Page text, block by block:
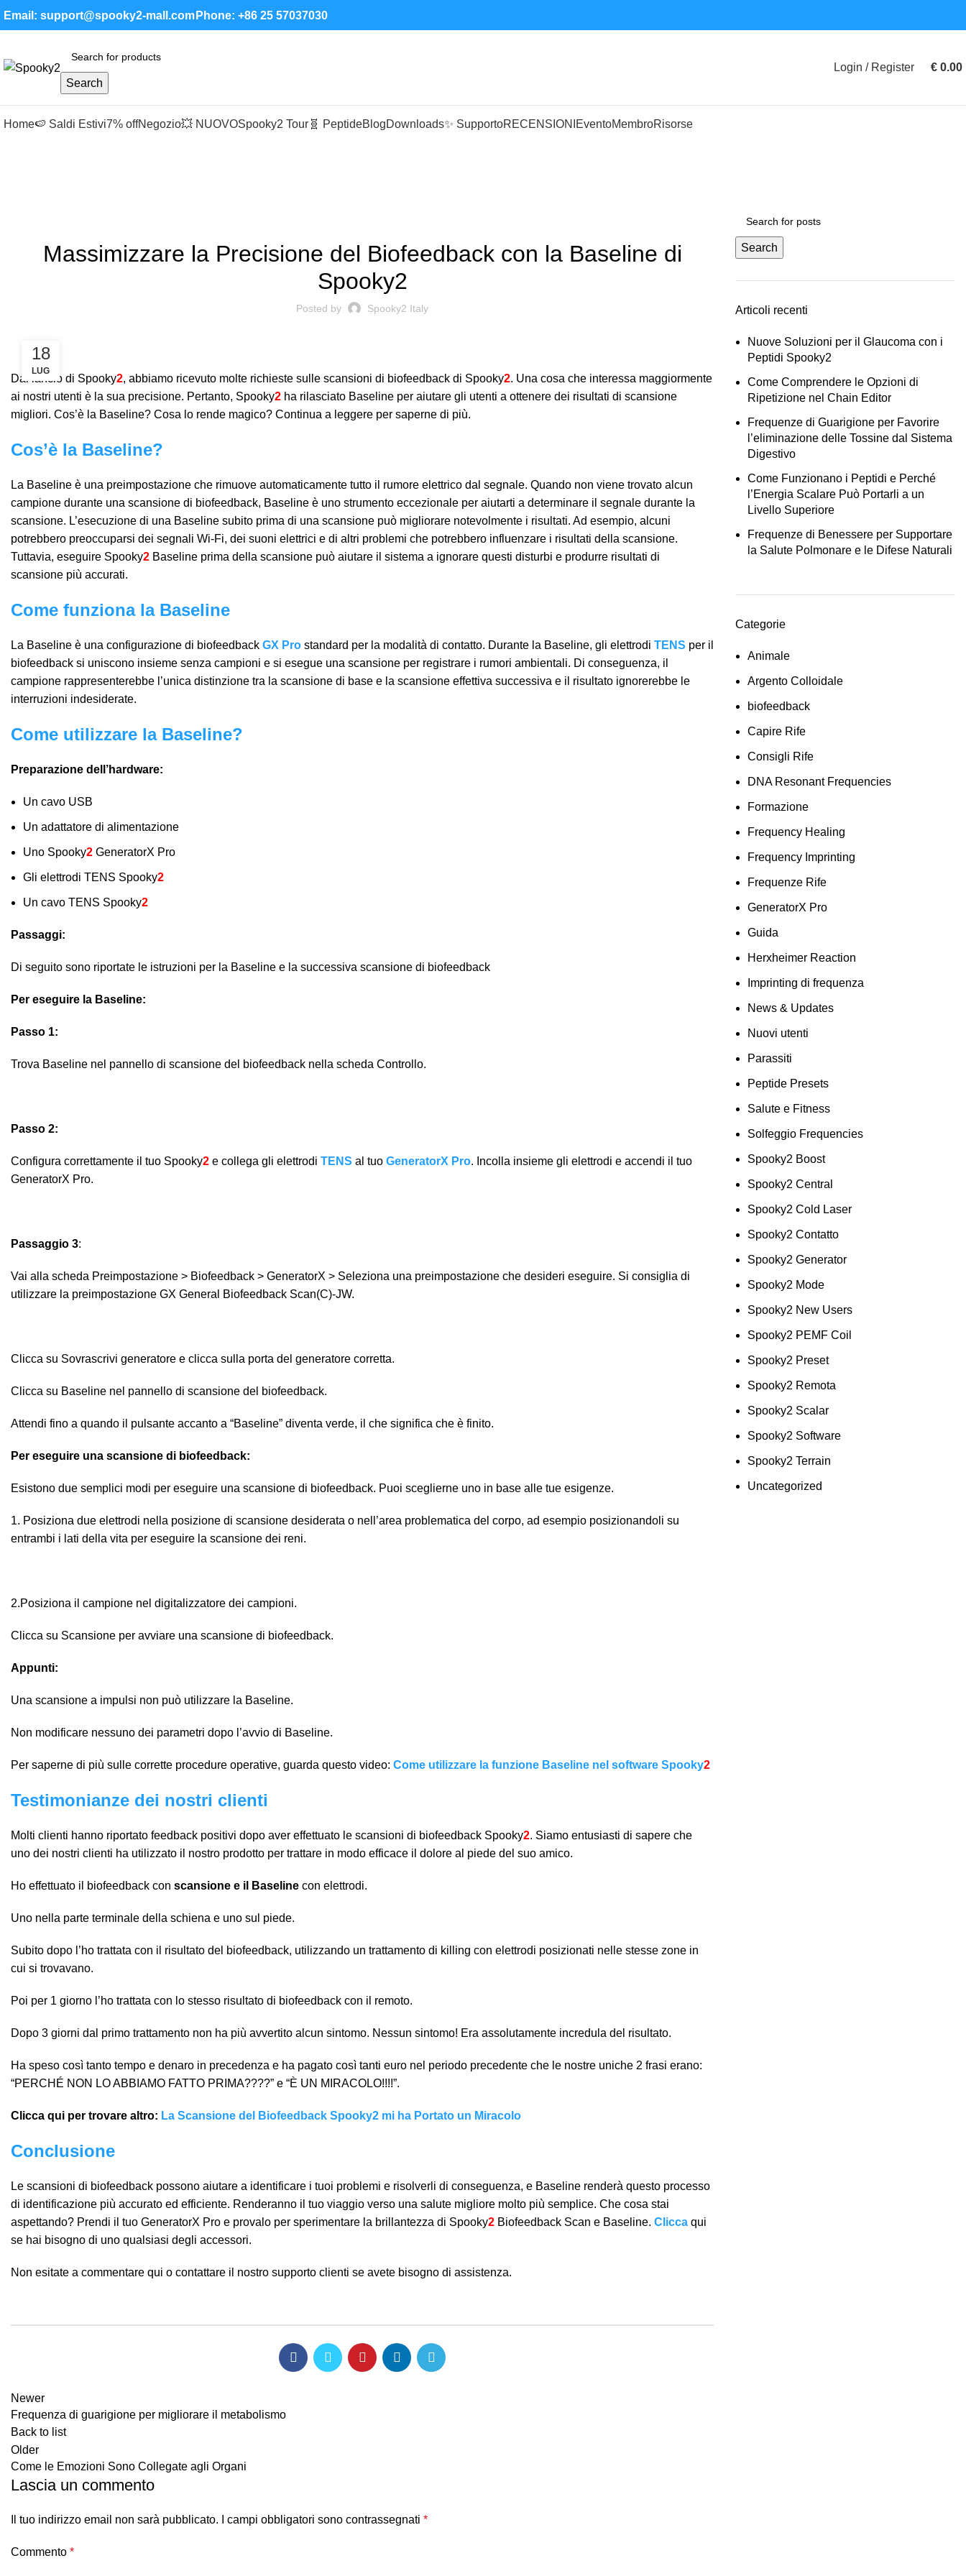
Email: support@spooky2-mall.com Phone: +86 25 57037030
Search
Login / Register € 0.00
Home🍉 Saldi Estivi7% offNegozio💥 NUOVOSpooky2 Tour 🧬 PeptideBlogDownloads✨ SupportoRECENSIONI EventoMembroRisorse
Massimizzare la Precisione del Biofeedback con la Baseline di
Spooky2
Posted by Spooky2 Italy
18
LUG
Dal lancio di Spooky2, abbiamo ricevuto molte richieste sulle scansioni di biofeedback di Spooky2. Una cosa che interessa maggiormente
ai nostri utenti è la sua precisione. Pertanto, Spooky2 ha rilasciato Baseline per aiutare gli utenti a ottenere dei risultati di scansione
migliori. Cos’è la Baseline? Cosa lo rende magico? Continua a leggere per saperne di più.
Cos’è la Baseline?
La Baseline è una preimpostazione che rimuove automaticamente tutto il rumore elettrico dal segnale. Quando non viene trovato alcun
campione durante una scansione di biofeedback, Baseline è uno strumento eccezionale per aiutarti a determinare il segnale durante la
scansione. L’esecuzione di una Baseline subito prima di una scansione può migliorare notevolmente i risultati. Ad esempio, alcuni
potrebbero preoccuparsi dei segnali Wi-Fi, dei suoni elettrici e di altri problemi che potrebbero influenzare i risultati della scansione.
Tuttavia, eseguire Spooky2 Baseline prima della scansione può aiutare il sistema a ignorare questi disturbi e produrre risultati di
scansione più accurati.
Come funziona la Baseline
La Baseline è una configurazione di biofeedback GX Pro standard per la modalità di contatto. Durante la Baseline, gli elettrodi TENS per il
biofeedback si uniscono insieme senza campioni e si esegue una scansione per registrare i rumori ambientali. Di conseguenza, il
campione rappresenterebbe l’unica distinzione tra la scansione di base e la scansione effettiva successiva e il risultato ignorerebbe le
interruzioni indesiderate.
Come utilizzare la Baseline?
Preparazione dell’hardware:
Un cavo USB
Un adattatore di alimentazione
Uno Spooky2 GeneratorX Pro
Gli elettrodi TENS Spooky2
Un cavo TENS Spooky2
Passaggi:
Di seguito sono riportate le istruzioni per la Baseline e la successiva scansione di biofeedback
Per eseguire la Baseline:
Passo 1:
Trova Baseline nel pannello di scansione del biofeedback nella scheda Controllo.
Passo 2:
Configura correttamente il tuo Spooky2 e collega gli elettrodi TENS al tuo GeneratorX Pro. Incolla insieme gli elettrodi e accendi il tuo
GeneratorX Pro.
Passaggio 3:
Vai alla scheda Preimpostazione > Biofeedback > GeneratorX > Seleziona una preimpostazione che desideri eseguire. Si consiglia di
utilizzare la preimpostazione GX General Biofeedback Scan(C)-JW.
Clicca su Sovrascrivi generatore e clicca sulla porta del generatore corretta.
Clicca su Baseline nel pannello di scansione del biofeedback.
Attendi fino a quando il pulsante accanto a “Baseline” diventa verde, il che significa che è finito.
Per eseguire una scansione di biofeedback:
Esistono due semplici modi per eseguire una scansione di biofeedback. Puoi sceglierne uno in base alle tue esigenze.
1. Posiziona due elettrodi nella posizione di scansione desiderata o nell’area problematica del corpo, ad esempio posizionandoli su
entrambi i lati della vita per eseguire la scansione dei reni.
2.Posiziona il campione nel digitalizzatore dei campioni.
Clicca su Scansione per avviare una scansione di biofeedback.
Appunti:
Una scansione a impulsi non può utilizzare la Baseline.
Non modificare nessuno dei parametri dopo l’avvio di Baseline.
Per saperne di più sulle corrette procedure operative, guarda questo video: Come utilizzare la funzione Baseline nel software Spooky2
Testimonianze dei nostri clienti
Molti clienti hanno riportato feedback positivi dopo aver effettuato le scansioni di biofeedback Spooky2. Siamo entusiasti di sapere che
uno dei nostri clienti ha utilizzato il nostro prodotto per trattare in modo efficace il dolore al piede del suo amico.
Ho effettuato il biofeedback con scansione e il Baseline con elettrodi.
Uno nella parte terminale della schiena e uno sul piede.
Subito dopo l’ho trattata con il risultato del biofeedback, utilizzando un trattamento di killing con elettrodi posizionati nelle stesse zone in
cui si trovavano.
Poi per 1 giorno l’ho trattata con lo stesso risultato di biofeedback con il remoto.
Dopo 3 giorni dal primo trattamento non ha più avvertito alcun sintomo. Nessun sintomo! Era assolutamente incredula del risultato.
Ha speso così tanto tempo e denaro in precedenza e ha pagato così tanti euro nel periodo precedente che le nostre uniche 2 frasi erano:
“PERCHÉ NON LO ABBIAMO FATTO PRIMA????” e “È UN MIRACOLO!!!!”.
Clicca qui per trovare altro: La Scansione del Biofeedback Spooky2 mi ha Portato un Miracolo
Conclusione
Le scansioni di biofeedback possono aiutare a identificare i tuoi problemi e risolverli di conseguenza, e Baseline renderà questo processo
di identificazione più accurato ed efficiente. Renderanno il tuo viaggio verso una salute migliore molto più semplice. Che cosa stai
aspettando? Prendi il tuo GeneratorX Pro e provalo per sperimentare la brillantezza di Spooky2 Biofeedback Scan e Baseline. Clicca qui
se hai bisogno di uno qualsiasi degli accessori.
Non esitate a commentare qui o contattare il nostro supporto clienti se avete bisogno di assistenza.
Newer
Frequenza di guarigione per migliorare il metabolismo
Back to list
Older
Come le Emozioni Sono Collegate agli Organi
Lascia un commento
Il tuo indirizzo email non sarà pubblicato. I campi obbligatori sono contrassegnati *
Commento *
Search
Articoli recenti
Nuove Soluzioni per il Glaucoma con i
Peptidi Spooky2
Come Comprendere le Opzioni di
Ripetizione nel Chain Editor
Frequenze di Guarigione per Favorire
l’eliminazione delle Tossine dal Sistema
Digestivo
Come Funzionano i Peptidi e Perché
l’Energia Scalare Può Portarli a un
Livello Superiore
Frequenze di Benessere per Supportare
la Salute Polmonare e le Difese Naturali
Categorie
Animale
Argento Colloidale
biofeedback
Capire Rife
Consigli Rife
DNA Resonant Frequencies
Formazione
Frequency Healing
Frequency Imprinting
Frequenze Rife
GeneratorX Pro
Guida
Herxheimer Reaction
Imprinting di frequenza
News & Updates
Nuovi utenti
Parassiti
Peptide Presets
Salute e Fitness
Solfeggio Frequencies
Spooky2 Boost
Spooky2 Central
Spooky2 Cold Laser
Spooky2 Contatto
Spooky2 Generator
Spooky2 Mode
Spooky2 New Users
Spooky2 PEMF Coil
Spooky2 Preset
Spooky2 Remota
Spooky2 Scalar
Spooky2 Software
Spooky2 Terrain
Uncategorized